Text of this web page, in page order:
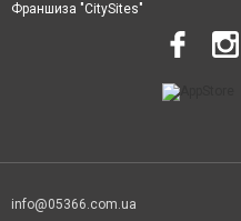
Франшиза "CitySites"
info@05366.com.ua